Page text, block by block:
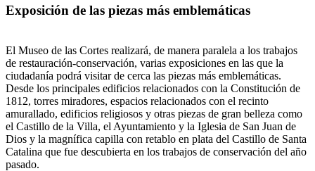
Exposición de las piezas más emblemáticas
El Museo de las Cortes realizará, de manera paralela a los trabajos
de restauración-conservación, varias exposiciones en las que la
ciudadanía podrá visitar de cerca las piezas más emblemáticas.
Desde los principales edificios relacionados con la Constitución de
1812, torres miradores, espacios relacionados con el recinto
amurallado, edificios religiosos y otras piezas de gran belleza como
el Castillo de la Villa, el Ayuntamiento y la Iglesia de San Juan de
Dios y la magnífica capilla con retablo en plata del Castillo de Santa
Catalina que fue descubierta en los trabajos de conservación del año
pasado.